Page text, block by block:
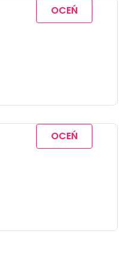
OCEŃ
OCEŃ